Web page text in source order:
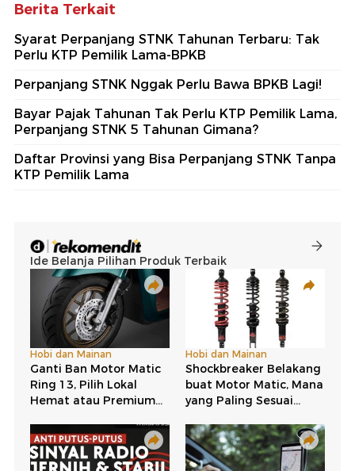
Berita Terkait
Syarat Perpanjang STNK Tahunan Terbaru: Tak
Perlu KTP Pemilik Lama-BPKB
Perpanjang STNK Nggak Perlu Bawa BPKB Lagi!
Bayar Pajak Tahunan Tak Perlu KTP Pemilik Lama,
Perpanjang STNK 5 Tahunan Gimana?
Daftar Provinsi yang Bisa Perpanjang STNK Tanpa
KTP Pemilik Lama